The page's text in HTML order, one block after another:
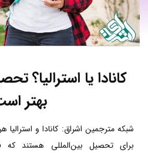
کانادا یا استرالیا؟
بهتر
شبکه مترجمین اشراق: کانادا و
برای تحصیل بین‌المللی هستند